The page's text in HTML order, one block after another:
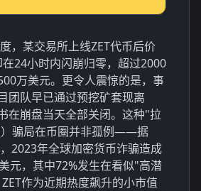
，某交易所上线ZET代币后价
24小时内闪崩归零，超过2000
万美元。更令人震惊的是，事
团队早已通过预挖矿套现离
在崩盘当天全部关闭。这种"拉
骗局在币圈并非孤例——据
2023年全球加密货币诈骗造成
元，其中72%发生在看似"高潜
作为近期热度飙升的小市值